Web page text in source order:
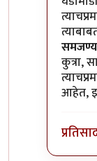
कुत्रा,
आहेत,